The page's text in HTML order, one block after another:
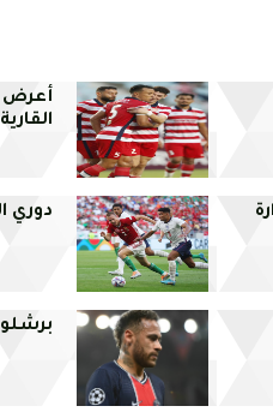
أعرض
القارية
دوري